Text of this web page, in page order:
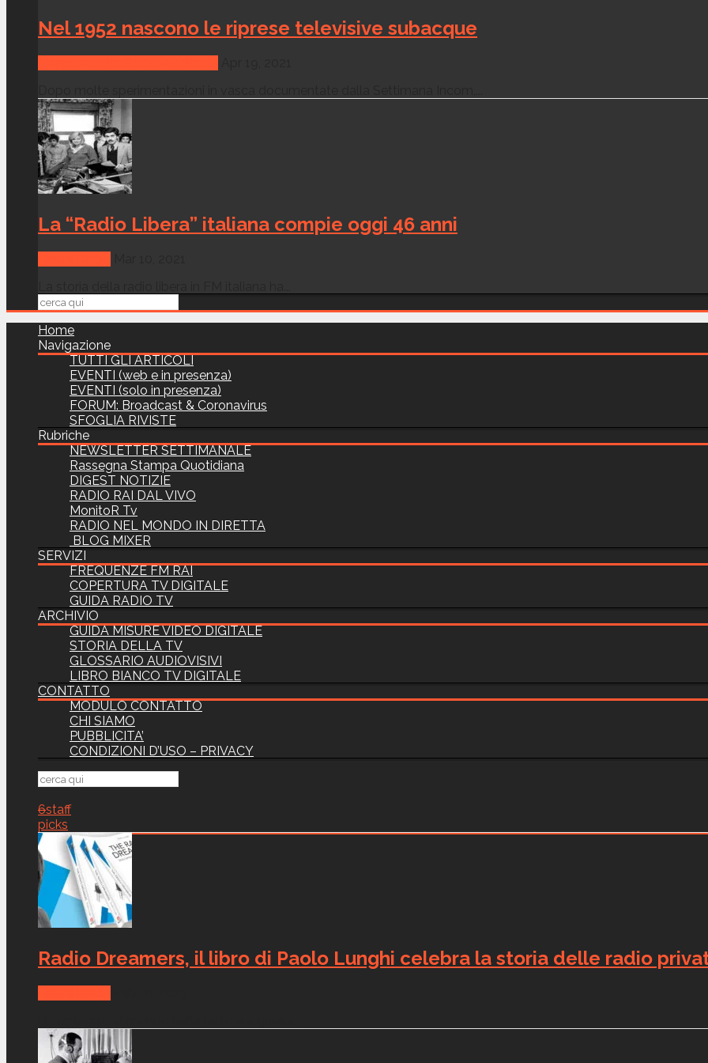
Nel 1952 nascono le riprese televisive subacque
La “Radio Libera” italiana compie oggi 46 anni
Home
Navigazione
TUTTI GLI ARTICOLI
EVENTI (web e in presenza)
EVENTI (solo in presenza)
FORUM: Broadcast & Coronavirus
SFOGLIA RIVISTE
Rubriche
NEWSLETTER SETTIMANALE
Rassegna Stampa Quotidiana
DIGEST NOTIZIE
RADIO RAI DAL VIVO
MonitoR Tv
RADIO NEL MONDO IN DIRETTA
BLOG MIXER
SERVIZI
FREQUENZE FM RAI
COPERTURA TV DIGITALE
GUIDA RADIO TV
ARCHIVIO
GUIDA MISURE VIDEO DIGITALE
STORIA DELLA TV
GLOSSARIO AUDIOVISIVI
LIBRO BIANCO TV DIGITALE
CONTATTO
MODULO CONTATTO
CHI SIAMO
PUBBLICITA’
CONDIZIONI D’USO – PRIVACY
6staff
picks
Radio Dreamers, il libro di Paolo Lunghi celebra la storia delle radio